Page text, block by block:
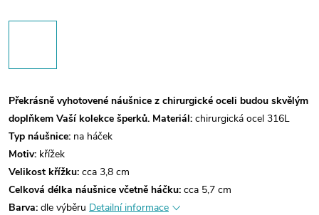
Překrásně vyhotovené náušnice z chirurgické oceli budou skvělým
doplňkem Vaší kolekce šperků. Materiál: chirurgická ocel 316L
Typ náušnice: na háček
Motiv: křížek
Velikost křížku: cca 3,8 cm
Celková délka náušnice včetně háčku: cca 5,7 cm
Barva: dle výběru Detailní informace